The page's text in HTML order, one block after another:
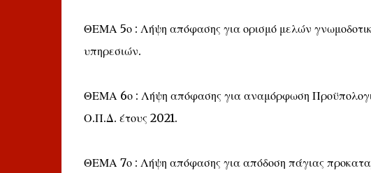
ΘΕΜΑ 5ο : Λήψη απόφασης για ορισμό μελών
υπηρεσιών.
ΘΕΜΑ 6ο : Λήψη απόφασης για αναμόρφωση
Ο.Π.Δ. έτους 2021.
ΘΕΜΑ 7ο : Λήψη απόφασης για απόδοση πάγιας